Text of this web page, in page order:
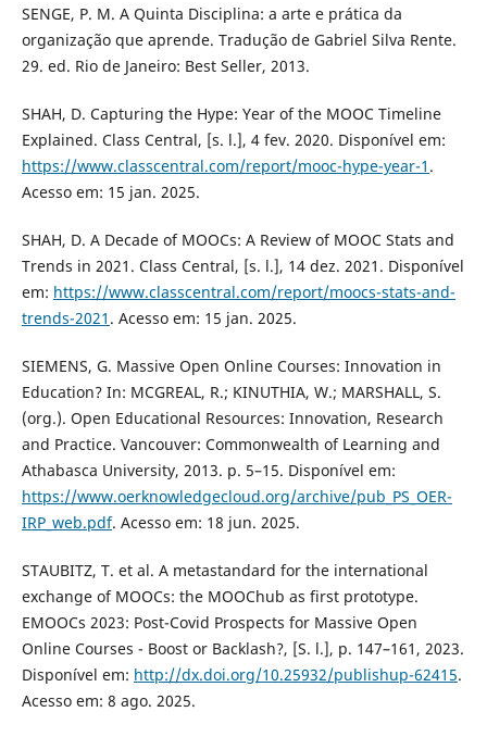
SENGE, P. M. A Quinta Disciplina: a arte e prática da
organização que aprende. Tradução de Gabriel Silva Rente.
29. ed. Rio de Janeiro: Best Seller, 2013.
SHAH, D. Capturing the Hype: Year of the MOOC Timeline
Explained. Class Central, [s. l.], 4 fev. 2020. Disponível em:
https://www.classcentral.com/report/mooc-hype-year-1 .
Acesso em: 15 jan. 2025.
SHAH, D. A Decade of MOOCs: A Review of MOOC Stats and
Trends in 2021. Class Central, [s. l.], 14 dez. 2021. Disponível
em: https://www.classcentral.com/report/moocs-stats-and-
trends-2021 . Acesso em: 15 jan. 2025.
SIEMENS, G. Massive Open Online Courses: Innovation in
Education? In: MCGREAL, R.; KINUTHIA, W.; MARSHALL, S.
(org.). Open Educational Resources: Innovation, Research
and Practice. Vancouver: Commonwealth of Learning and
Athabasca University, 2013. p. 5–15. Disponível em:
https://www.oerknowledgecloud.org/archive/pub_PS_OER-
IRP_web.pdf. Acesso em: 18 jun. 2025.
STAUBITZ, T. et al. A metastandard for the international
exchange of MOOCs: the MOOChub as first prototype.
EMOOCs 2023: Post-Covid Prospects for Massive Open
Online Courses - Boost or Backlash?, [S. l.], p. 147–161, 2023.
Disponível em: http://dx.doi.org/10.25932/publishup-62415.
Acesso em: 8 ago. 2025.